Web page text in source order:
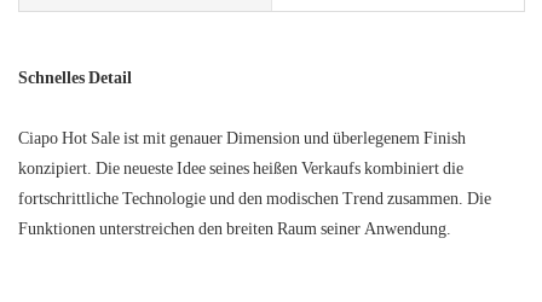
Schnelles Detail
Ciapo Hot Sale ist mit genauer Dimension und überlegenem Finish
konzipiert. Die neueste Idee seines heißen Verkaufs kombiniert die
fortschrittliche Technologie und den modischen Trend zusammen. Die
Funktionen unterstreichen den breiten Raum seiner Anwendung.